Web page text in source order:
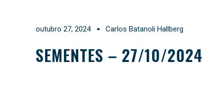
outubro 27, 2024 Carlos Batanoli Hallberg
SEMENTES – 27/10/2024